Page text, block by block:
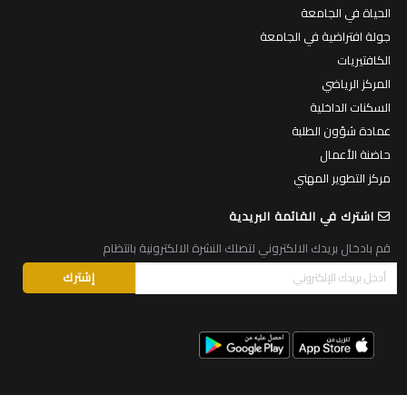
الحياة في الجامعة
جولة افتراضية في الجامعة
الكافتيريات
المركز الرياضي
السكنات الداخلية
عمادة شؤون الطلبة
حاضنة الأعمال
مركز التطوير المهني
اشترك في القائمة البريدية
قم بادخال بريدك الالكتروني لتصلك النشرة الالكترونية بانتظام